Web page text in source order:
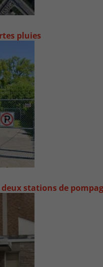
contre les
stations de